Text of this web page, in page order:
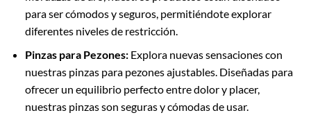
para ser cómodos y seguros, permitiéndote explorar
diferentes niveles de restricción.
Pinzas para Pezones: Explora nuevas sensaciones con
nuestras pinzas para pezones ajustables. Diseñadas para
ofrecer un equilibrio perfecto entre dolor y placer,
nuestras pinzas son seguras y cómodas de usar.